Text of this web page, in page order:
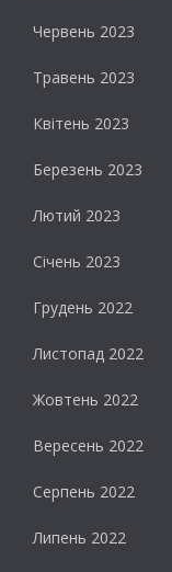
Червень 2023
Травень 2023
Квітень 2023
Березень 2023
Лютий 2023
Січень 2023
Грудень 2022
Листопад 2022
Жовтень 2022
Вересень 2022
Серпень 2022
Липень 2022